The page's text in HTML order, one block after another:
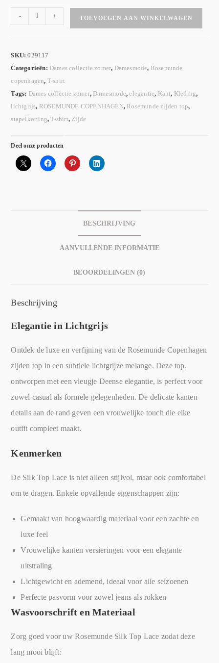
- + TOEVOEGEN AAN WINKELWAGEN
SKU:029117
Categorieën: Dames collectie zomer, Damesmode, Rosemunde
copenhagen, T-shirt
Tags: Dames collectie zomer, Damesmode,elegantie, Kant, Kleding,
lichtgrijs, ROSEMUNDE COPENHAGEN, Rosemunde zijden top,
stapelkorting,T-shirt, Zijde
Deel onze producten
BESCHRIJVING
AANVULLENDE INFORMATIE
BEOORDELINGEN (0)
Beschrijving
Elegantie in Lichtgrijs
Ontdek de luxe en verfijning van de Rosemunde Copenhagen
zijden top in een subtiele lichtgrijze melange. Deze top,
ontworpen met een vleugje Deense elegantie, is perfect voor
zowel casual als formele gelegenheden. De delicate kanten
details aan de rand geven een vrouwelijke touch die elke
outfit compleet maakt.
Kenmerken
De Silk Top Lace is niet alleen stijlvol, maar ook comfortabel
om te dragen. Enkele opvallende eigenschappen zijn:
Gemaakt van hoogwaardig materiaal voor een zachte en
luxe feel
Vrouwelijke kanten versieringen voor een elegante
uitstraling
Lichtgewicht en ademend, ideaal voor alle seizoenen
Perfecte pasvorm voor zowel jeans als rokken
Wasvoorschrift en Materiaal
Zorg goed voor uw Rosemunde Silk Top Lace zodat deze
lang mooi blijft: